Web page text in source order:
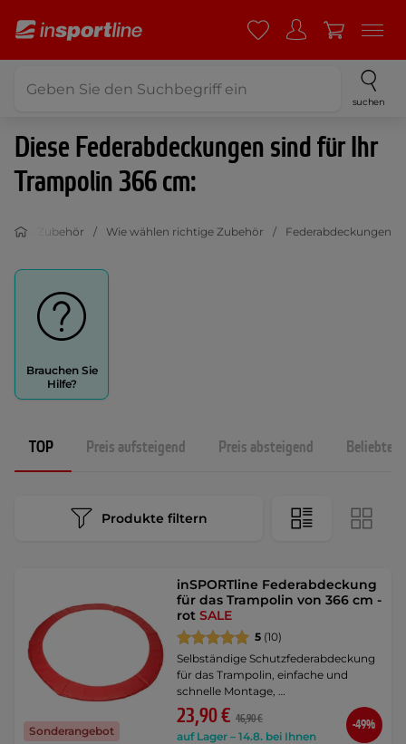
suchen
Diese Federabdeckungen sind für Ihr
Trampolin 366 cm:
Zubehör Wie wählen richtige Zubehör Federabdeckungen
Brauchen Sie
Hilfe?
TOP Preis aufsteigend Preis absteigend
Produkte filtern
Sonderangebot
inSPORTline Federabdeckung
für das Trampolin von 366 cm -
rotSALE
5 (10)
Selbständige Schutzfederabdeckung
für das Trampolin, einfache und
schnelle Montage, …
23,90 € 46,90 €
auf Lager – 14.8. bei Ihnen
-49%